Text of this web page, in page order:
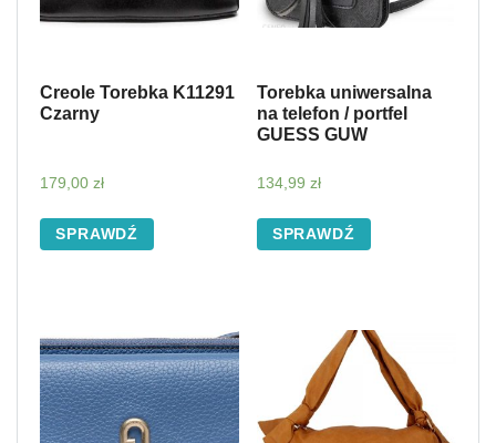
Creole Torebka K11291
Czarny
179,00 zł
SPRAWDŹ
Torebka uniwersalna
na telefon / portfel
GUESS GUW
134,99 zł
SPRAWDŹ